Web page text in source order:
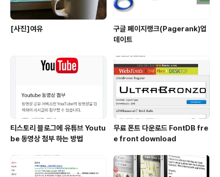
[사진]여유
구글 페이지랭크(Pagerank)업
데이트
티스토리 블로그에 유튜브 Youtu
be 동영상 첨부 하는 방법
무료 폰트 다운로드 FontDB fre
e front download